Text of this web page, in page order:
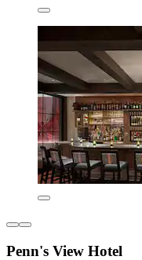
Penn's View Hotel